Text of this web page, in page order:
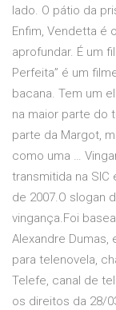
lado. O pátio da
Enfim, Vendetta é
aprofundar. É um
Perfeita” é um
bacana. Tem um
na maior parte do
parte da Margot,
como uma …
transmitida na SIC
de 2007.O slogan
vingança.Foi
Alexandre Dumas,
para telenovela,
Telefe, canal de
os direitos da 28/